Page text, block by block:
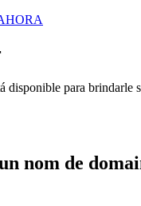
disponible para brindarle
nom de